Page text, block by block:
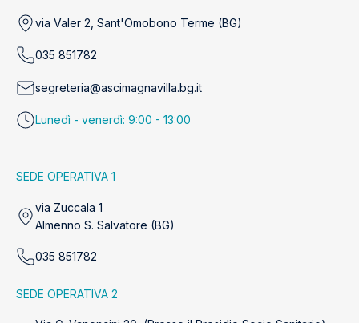
via Valer 2, Sant'Omobono Terme (BG)
035 851782
segreteria@ascimagnavilla.bg.it
Lunedì - venerdì: 9:00 - 13:00
SEDE OPERATIVA 1
via Zuccala 1
Almenno S. Salvatore (BG)
035 851782
SEDE OPERATIVA 2